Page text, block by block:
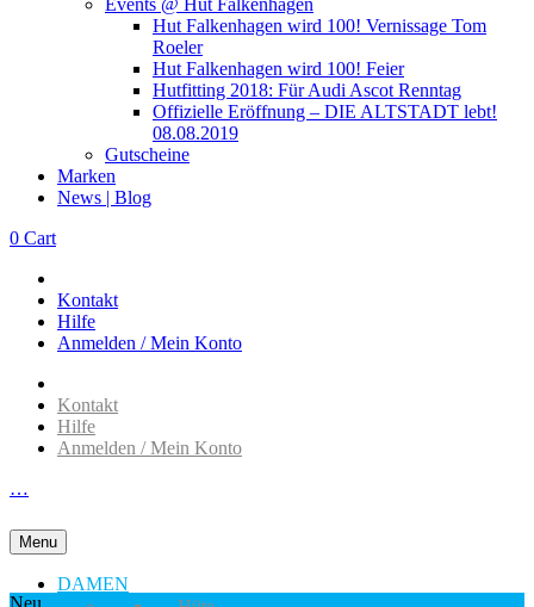
Events @ Hut Falkenhagen
Hut Falkenhagen wird 100! Vernissage Tom
Roeler
Hut Falkenhagen wird 100! Feier
Hutfitting 2018: Für Audi Ascot Renntag
Offizielle Eröffnung – DIE ALTSTADT lebt!
08.08.2019
Gutscheine
Marken
News | Blog
0 Cart
Kontakt
Hilfe
Anmelden / Mein Konto
Kontakt
Hilfe
Anmelden / Mein Konto
…
Menu
DAMEN
Neu